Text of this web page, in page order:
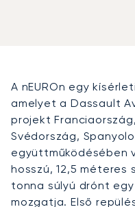
A nEUROn egy
amelyet a Dassault
projekt
Svédország,
együttműködésében
hosszú, 12,5 méteres
tonna súlyú drónt
mozgatja. Első